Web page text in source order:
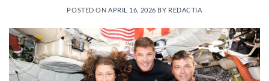
POSTED ON APRIL 16, 2026 BY REDACTIA